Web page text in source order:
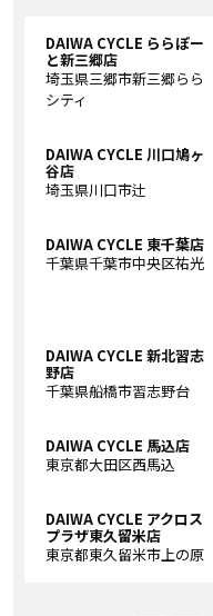
DAIWA CYCLE ららぽー
と新三郷店
埼玉県三郷市新三郷らら
シティ
DAIWA CYCLE 川口鳩ヶ
谷店
埼玉県川口市辻
DAIWA CYCLE 東千葉店
千葉県千葉市中央区祐光
DAIWA CYCLE 新北習志
野店
千葉県船橋市習志野台
DAIWA CYCLE 馬込店
東京都大田区西馬込
DAIWA CYCLE アクロス
プラザ東久留米店
東京都東久留米市上の原